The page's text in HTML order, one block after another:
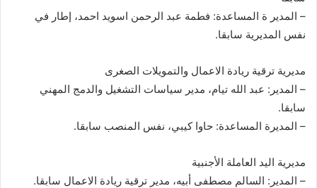
– المدير ة المساعدة: فطمة عبد الرحمن اسويد احمد، إطار في
نفس المديرية سابقا.
مديرية ترقية ريادة الاعمال والتمويلات الصغرى
– المدير: عبد الله تيام، مدير سياسات التشغيل والدمج المهني
سابقا.
– المديرة المساعدة: حاوا كيبي، نفس المنصب سابقا.
مديرية اليد العاملة الأجنبية
– المدير: السالم مصطفى أبيه، مدير ترقية ريادة الاعمال سابقا.